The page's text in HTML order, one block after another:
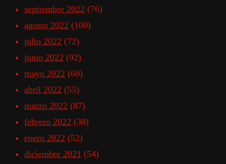
septiembre 2022 (76)
agosto 2022 (100)
julio 2022 (72)
junio 2022 (92)
mayo 2022 (60)
abril 2022 (55)
marzo 2022 (87)
febrero 2022 (38)
enero 2022 (52)
diciembre 2021 (54)